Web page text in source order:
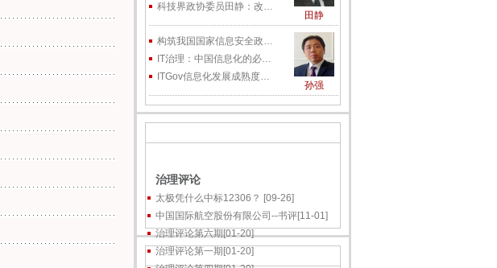
科技界政协委员田静：改…
田静
构筑我国国家信息安全政…
IT治理：中国信息化的必…
ITGov信息化发展成熟度…
孙强
治理评论
太极凭什么中标12306？ [09-26]
中国国际航空股份有限公司--书评[11-01]
治理评论第六期[01-20]
治理评论第一期 [01-20]